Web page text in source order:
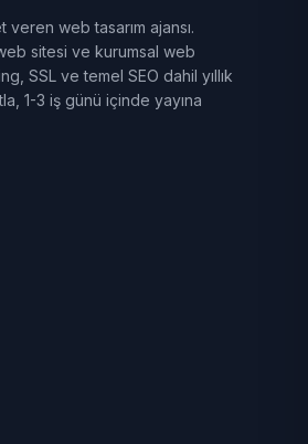
web tasarım ajansı.
sitesi ve kurumsal web
SSL ve temel SEO dahil yıllık
1-3 iş günü içinde yayına